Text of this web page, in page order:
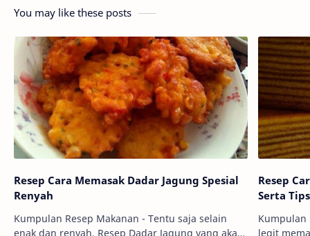
You may like these posts
Resep Cara Memasak Dadar Jagung Spesial
Renyah
Kumpulan Resep Makanan - Tentu saja selain
enak dan renyah, Resep Dadar Jagung yang akan
Resep
Serta
Kumpulan
legit